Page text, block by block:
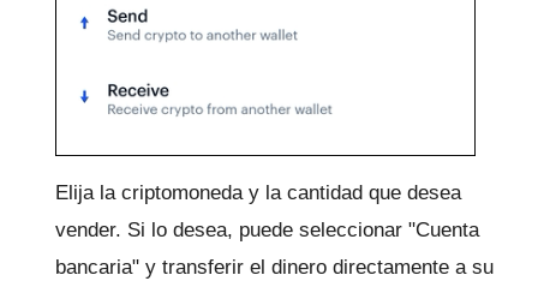
Elija la criptomoneda y la cantidad que desea
vender. Si lo desea, puede seleccionar "Cuenta
bancaria" y transferir el dinero directamente a su